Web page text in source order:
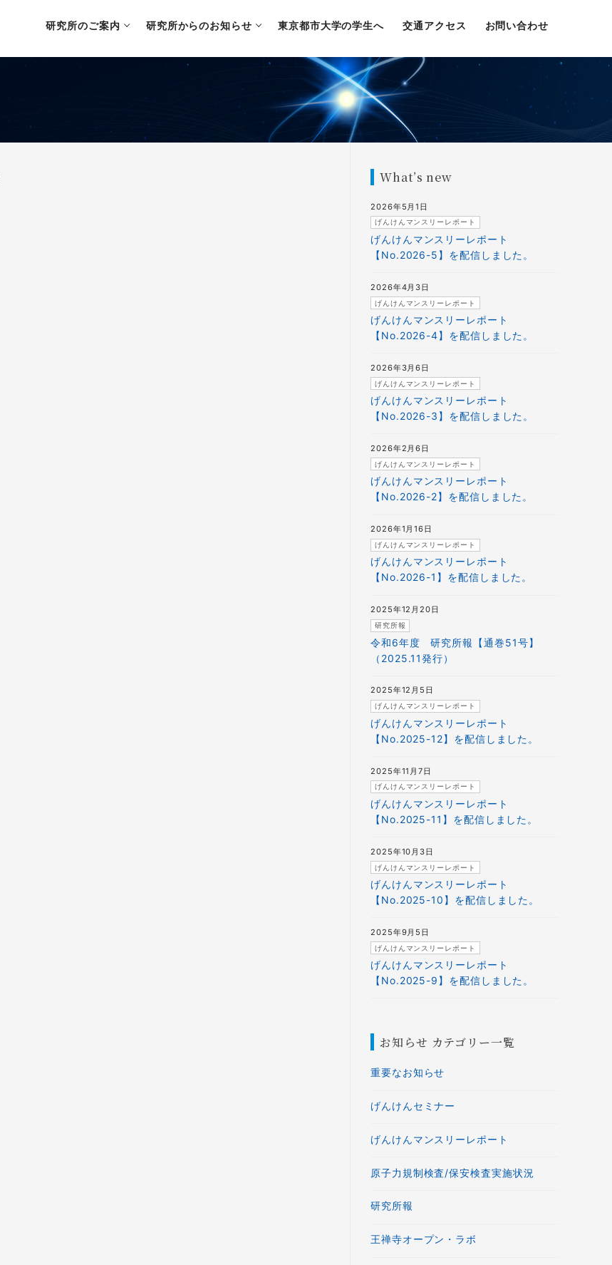
研究所のご案内 研究所からのお知らせ 東京都市大学の学生へ 交通アクセス お問い合わせ
What’s new
げんけんマンスリーレポート
【No.2026-5】を配信しました。
げんけんマンスリーレポート
2026年5月1日
げんけんマンスリーレポート
【No.2026-4】を配信しました。
げんけんマンスリーレポート
2026年4月3日
げんけんマンスリーレポート
【No.2026-3】を配信しました。
げんけんマンスリーレポート
2026年3月6日
げんけんマンスリーレポート
【No.2026-2】を配信しました。
げんけんマンスリーレポート
2026年2月6日
げんけんマンスリーレポート
【No.2026-1】を配信しました。
げんけんマンスリーレポート
2026年1月16日
令和6年度 研究所報【通巻51号】
（2025.11発行）
研究所報
2025年12月20日
げんけんマンスリーレポート
【No.2025-12】を配信しました。
げんけんマンスリーレポート
2025年12月5日
げんけんマンスリーレポート
【No.2025-11】を配信しました。
げんけんマンスリーレポート
2025年11月7日
げんけんマンスリーレポート
【No.2025-10】を配信しました。
げんけんマンスリーレポート
2025年10月3日
げんけんマンスリーレポート
【No.2025-9】を配信しました。
げんけんマンスリーレポート
2025年9月5日
お知らせ カテゴリー一覧
重要なお知らせ
げんけんセミナー
げんけんマンスリーレポート
原子力規制検査/保安検査実施状況
研究所報
王禅寺オープン・ラボ